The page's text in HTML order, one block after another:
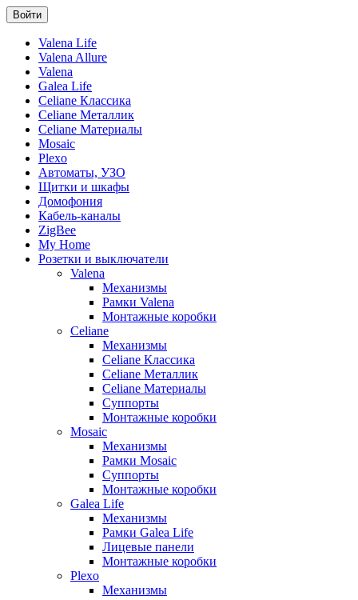
Valena Life
Valena Allure
Valena
Galea Life
Celiane Классика
Celiane Металлик
Celiane Материалы
Mosaic
Plexo
Автоматы, УЗО
Щитки и шкафы
Домофония
Кабель-каналы
ZigBee
My Home
Розетки и выключатели
Valena
Механизмы
Рамки Valena
Монтажные коробки
Celiane
Механизмы
Celiane Классика
Celiane Металлик
Celiane Материалы
Суппорты
Монтажные коробки
Mosaic
Механизмы
Рамки Mosaic
Суппорты
Монтажные коробки
Galea Life
Механизмы
Рамки Galea Life
Лицевые панели
Монтажные коробки
Plexo
Механизмы